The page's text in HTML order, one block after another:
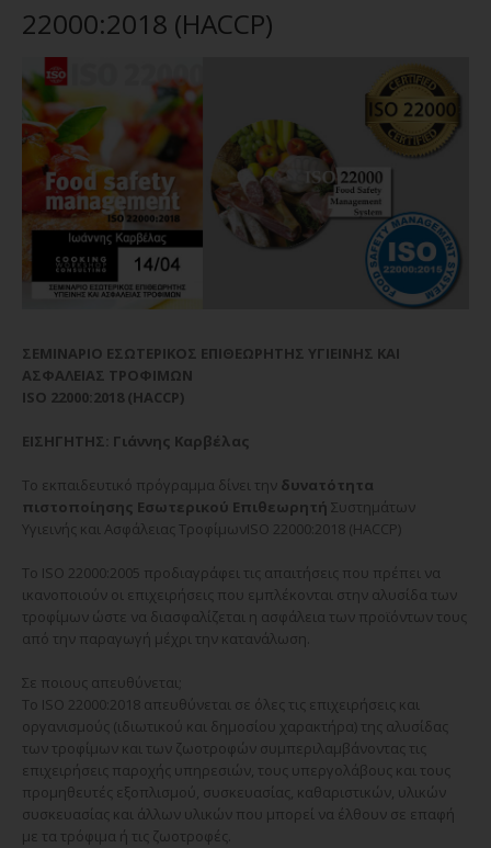
22000:2018 (HACCP)
ΣΕΜΙΝΑΡΙΟ ΕΣΩΤΕΡΙΚΟΣ ΕΠΙΘΕΩΡΗΤΗΣ ΥΓΙΕΙΝΗΣ ΚΑΙ
ΑΣΦΑΛΕΙΑΣ ΤΡΟΦΙΜΩΝ
ISO 22000:2018 (HACCP)
ΕΙΣΗΓΗΤΗΣ: Γιάννης Καρβέλας
Το εκπαιδευτικό πρόγραμμα δίνει την δυνατότητα
πιστοποίησης Εσωτερικού Επιθεωρητή Συστημάτων
Υγιεινής και Ασφάλειας ΤροφίμωνISO 22000:2018 (HACCP)
To ISO 22000:2005 προδιαγράφει τις απαιτήσεις που πρέπει να
ικανοποιούν οι επιχειρήσεις που εμπλέκονται στην αλυσίδα των
τροφίμων ώστε να διασφαλίζεται η ασφάλεια των προϊόντων τους
από την παραγωγή μέχρι την κατανάλωση.
Σε ποιους απευθύνεται;
Το ISO 22000:2018 απευθύνεται σε όλες τις επιχειρήσεις και
οργανισμούς (ιδιωτικού και δημοσίου χαρακτήρα) της αλυσίδας
των τροφίμων και των ζωοτροφών συμπεριλαμβάνοντας τις
επιχειρήσεις παροχής υπηρεσιών, τους υπεργολάβους και τους
προμηθευτές εξοπλισμού, συσκευασίας, καθαριστικών, υλικών
συσκευασίας και άλλων υλικών που μπορεί να έλθουν σε επαφή
με τα τρόφιμα ή τις ζωοτροφές.